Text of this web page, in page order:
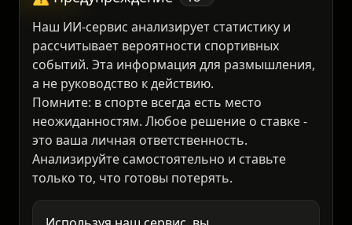
⚠️ Предупреждение
18+
Наш ИИ-сервис анализирует статистику и
рассчитывает вероятности спортивных
событий. Эта информация для размышления,
а не руководство к действию.
Помните: в спорте всегда есть место
неожиданностям. Любое решение о ставке -
это ваша личная ответственность.
Анализируйте самостоятельно и ставьте
только то, что готовы потерять.